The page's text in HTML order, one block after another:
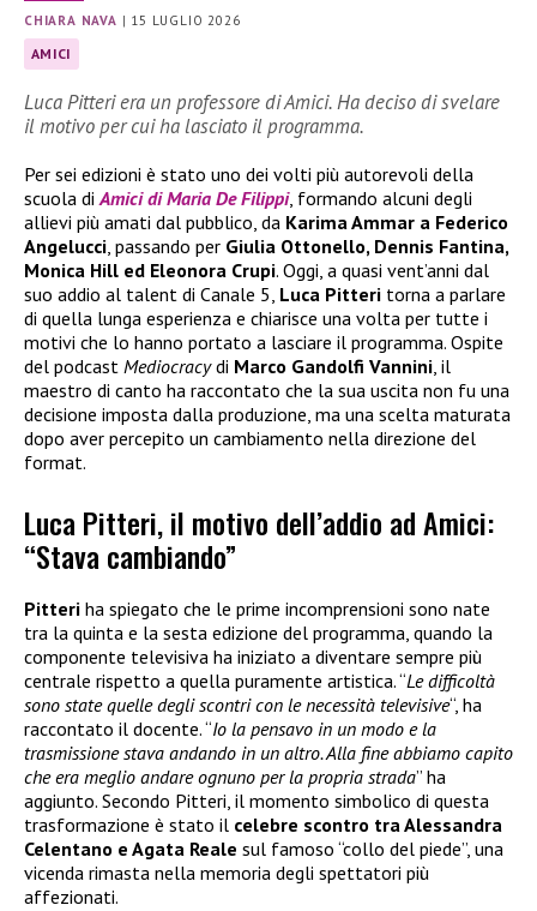
CHIARA NAVA | 15 LUGLIO 2026
AMICI
Luca Pitteri era un professore di Amici. Ha deciso di svelare
il motivo per cui ha lasciato il programma.
Per sei edizioni è stato uno dei volti più autorevoli della
scuola diAmici di Maria De Filippi, formando alcuni degli
allievi più amati dal pubblico, da Karima Ammar a Federico
Angelucci, passando per Giulia Ottonello, Dennis Fantina,
Monica Hill ed Eleonora Crupi. Oggi, a quasi vent’anni dal
suo addio al talent di Canale 5, Luca Pitteri torna a parlare
di quella lunga esperienza e chiarisce una volta per tutte i
motivi che lo hanno portato a lasciare il programma. Ospite
del podcast Mediocracydi Marco Gandolfi Vannini, il
maestro di canto ha raccontato che la sua uscita non fu una
decisione imposta dalla produzione, ma una scelta maturata
dopo aver percepito un cambiamento nella direzione del
format.
Luca Pitteri, il motivo dell’addio ad Amici:
“Stava cambiando”
Pitteri ha spiegato che le prime incomprensioni sono nate
tra la quinta e la sesta edizione del programma, quando la
componente televisiva ha iniziato a diventare sempre più
centrale rispetto a quella puramente artistica. “Le difficoltà
sono state quelle degli scontri con le necessità televisive“, ha
raccontato il docente. “Io la pensavo in un modo e la
trasmissione stava andando in un altro. Alla fine abbiamo capito
che era meglio andare ognuno per la propria strada” ha
aggiunto. Secondo Pitteri, il momento simbolico di questa
trasformazione è stato il celebre scontro tra Alessandra
Celentano e Agata Reale sul famoso “collo del piede”, una
vicenda rimasta nella memoria degli spettatori più
affezionati.